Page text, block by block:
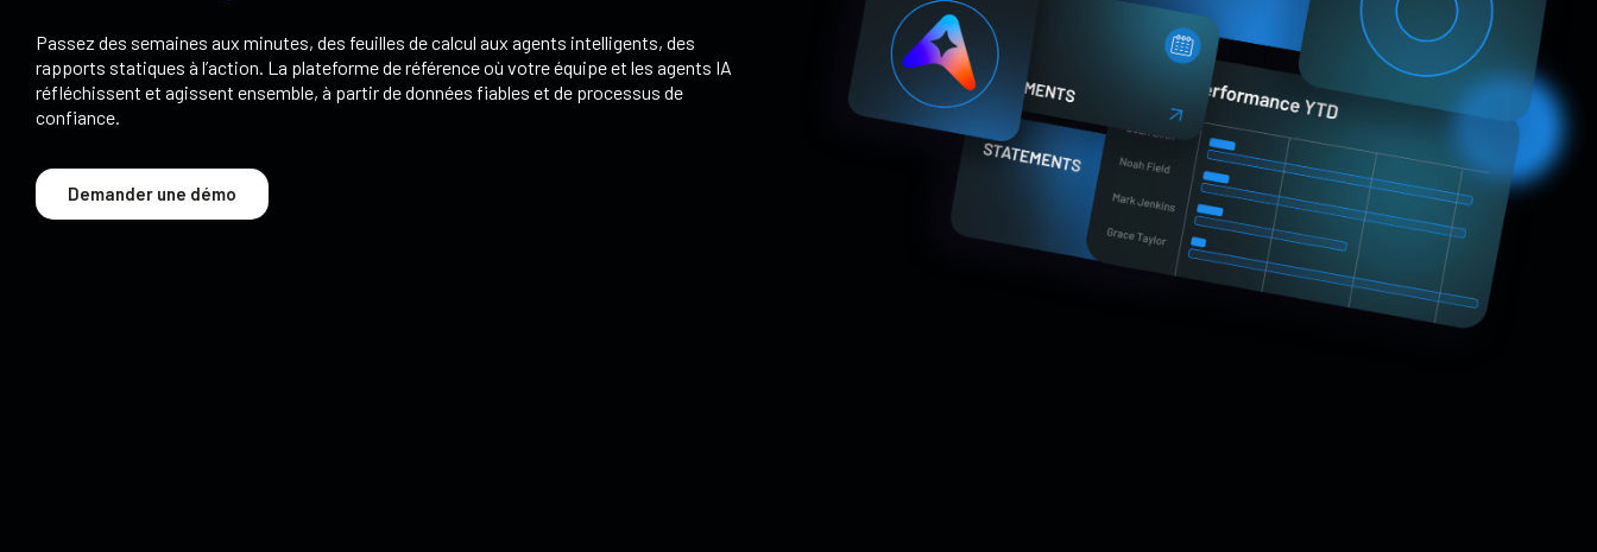
Passez des semaines aux minutes, des feuilles de calcul aux agents intelligents, des
rapports statiques à l’action. La plateforme de référence où votre équipe et les agents IA
réfléchissent et agissent ensemble, à partir de données fiables et de processus de
confiance.
Demander une démo